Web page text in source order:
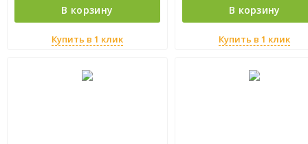
В корзину
Купить в 1 клик
В корзину
Купить в 1 клик